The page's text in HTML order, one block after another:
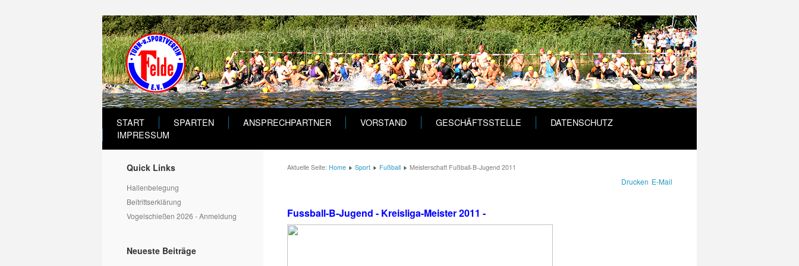
START SPARTEN ANSPRECHPARTNER VORSTAND GESCHÄFTSSTELLE
DATENSCHUTZ
IMPRESSUM
Quick Links
Hallenbelegung
Beitrittserklärung
Vogelschießen 2026 - Anmeldung
Neueste Beiträge
Aktuelle Seite: Home Sport Fußball Meisterschaft Fußball-B-Jugend 2011
Drucken E-Mail
Fussball-B-Jugend - Kreisliga-Meister 2011 -